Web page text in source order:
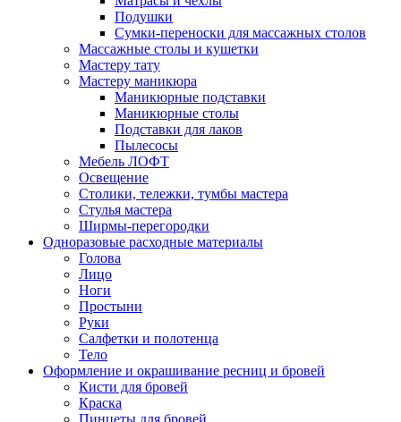
Подушки
Сумки-переноски для массажных столов
Массажные столы и кушетки
Мастеру тату
Мастеру маникюра
Маникюрные подставки
Маникюрные столы
Подставки для лаков
Пылесосы
Мебель ЛОФТ
Освещение
Столики, тележки, тумбы мастера
Стулья мастера
Ширмы-перегородки
Одноразовые расходные материалы
Голова
Лицо
Ноги
Простыни
Руки
Салфетки и полотенца
Тело
Оформление и окрашивание ресниц и бровей
Кисти для бровей
Краска
Пинцеты для бровей